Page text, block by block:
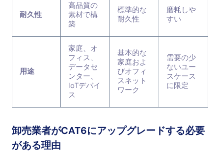
耐久性
高品質の
素材で構
築
標準的な
耐久性
磨耗しや
すい
用途
家庭、オ
フィス、
データセ
ンター、
IoTデバイ
ス
基本的な
家庭およ
びオフィ
スネット
ワーク
需要の少
ないユー
スケース
に限定
卸売業者がCAT6にアップグレードする必要
がある理由